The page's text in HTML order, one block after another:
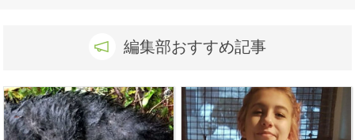
編集部おすすめ記事